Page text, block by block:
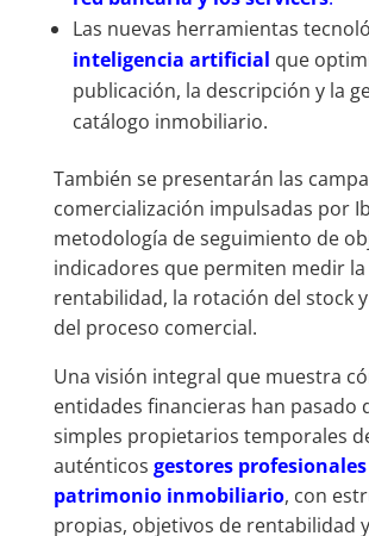
Las nuevas herramientas
inteligencia artificial que
publicación, la descripción y la
catálogo inmobiliario.
También se presentarán las
comercialización impulsadas por
metodología de seguimiento de
indicadores que permiten medir la
rentabilidad, la rotación del stock
del proceso comercial.
Una visión integral que muestra
entidades financieras han pasado
simples propietarios temporales
auténticos gestores
patrimonio inmobiliario, con
propias, objetivos de rentabilidad